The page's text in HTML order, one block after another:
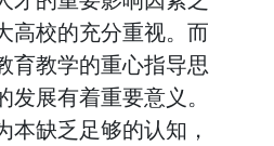
高校的充分重视。而
育教学的重心指导思
展有着重要意义。
本缺乏足够的认知，